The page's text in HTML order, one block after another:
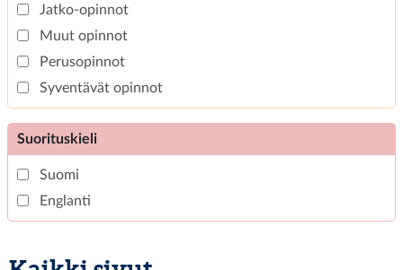
Jatko-opinnot
Muut opinnot
Perusopinnot
Syventävät opinnot
Suorituskieli
Suomi
Englanti